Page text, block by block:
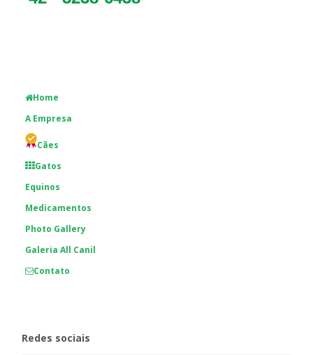
Home
A Empresa
Cães
Gatos
Equinos
Medicamentos
Photo Gallery
Galeria All Canil
Contato
Redes sociais